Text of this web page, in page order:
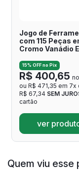
Jogo de
com 115 Peças
Cromo Vanádio
15% OFF no Pix
R$ 400,65
ou R$ 471,35 em 7x
R$ 67,34 SEM
cartão
ver
Quem viu